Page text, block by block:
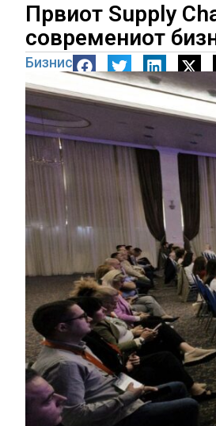
Првиот Supply
современиот
Бизнис